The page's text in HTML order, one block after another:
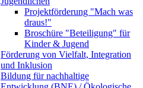
Projektförderung "Mach was
draus!"
Broschüre "Beteiligung" für
Kinder & Jugend
Förderung von Vielfalt, Integration
und Inklusion
Bildung für nachhaltige